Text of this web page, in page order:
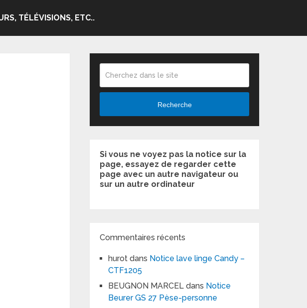
TÉLÉVISIONS, ETC..
Recherche
Si vous ne voyez pas la notice sur la
page, essayez de regarder cette
page avec un autre navigateur ou
sur un autre ordinateur
Commentaires récents
hurot dans Notice lave linge Candy –
CTF1205
BEUGNON MARCEL dans Notice
Beurer GS 27 Pèse-personne